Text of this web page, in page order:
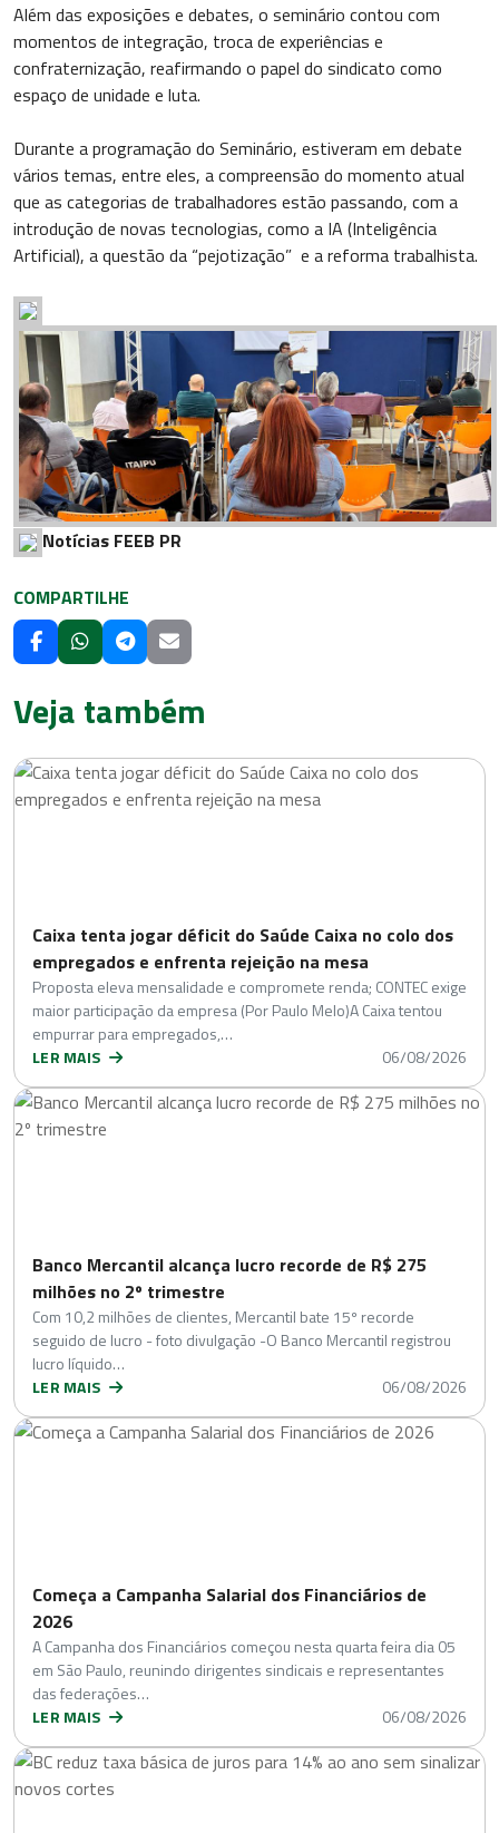
Além das exposições e debates, o seminário contou com
momentos de integração, troca de experiências e
confraternização, reafirmando o papel do sindicato como
espaço de unidade e luta.
Durante a programação do Seminário, estiveram em debate
vários temas, entre eles, a compreensão do momento atual
que as categorias de trabalhadores estão passando, com a
introdução de novas tecnologias, como a IA (Inteligência
Artificial), a questão da “pejotização” e a reforma trabalhista.
Notícias FEEB PR
COMPARTILHE
Veja também
Caixa tenta jogar déficit do Saúde Caixa no colo dos
empregados e enfrenta rejeição na mesa
Proposta eleva mensalidade e compromete renda; CONTEC exige
maior participação da empresa (Por Paulo Melo)A Caixa tentou
empurrar para empregados,…
LER MAIS
06/08/2026
Banco Mercantil alcança lucro recorde de R$ 275
milhões no 2º trimestre
Com 10,2 milhões de clientes, Mercantil bate 15º recorde
seguido de lucro - foto divulgação -O Banco Mercantil registrou
lucro líquido…
LER MAIS
06/08/2026
Começa a Campanha Salarial dos Financiários de
2026
A Campanha dos Financiários começou nesta quarta feira dia 05
em São Paulo, reunindo dirigentes sindicais e representantes
das federações…
LER MAIS
06/08/2026